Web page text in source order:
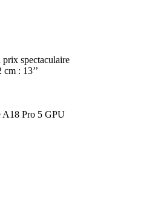
spectaculaire
: 13’’
A18 Pro 5 GPU